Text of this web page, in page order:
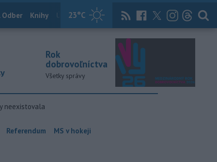
23°C
Odber Knihy Útulkovo Magazín News Now Archív
Rok
dobrovoľníctva
Všetky správy
neexistovala
Referendum MS v hokeji